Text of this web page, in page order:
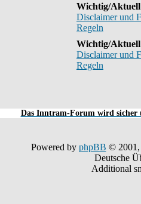
Wichtig/
Disclaimer und
Regeln
Wichtig/
Disclaimer und
Regeln
Das Inntram-Forum wird sicher
Powered by phpBB © 2001,
Deutsche
Additional